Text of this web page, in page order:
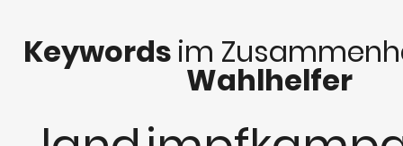
Keywords im
Wahlhelfer